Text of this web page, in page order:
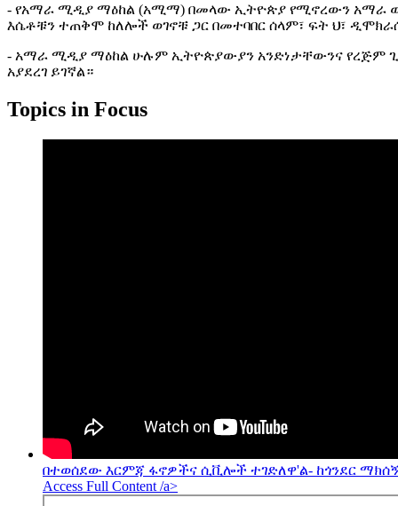
- የአማራ ሚዲያ ማዕከል (አሚማ) በመላው ኢትዮጵያ የሚኖረውን አማራ
እሴቶቹን ተጠቅሞ ከለሎች ወገኖቹ ጋር በመተባበር ሰላም፣ ፍት ህ፣
- አማራ ሚዲያ ማዕከል ሁሉም ኢትዮጵያውያን አንድነታቸውንና የረጅም ጊዜ
አያደረገ ይገኛል።
Topics in Focus
በተወሰደው እርምጃ ፋኖዎችና ሲቪሎች ተገድለዋ'ል- ከጎንደር
Access Full Content /a>